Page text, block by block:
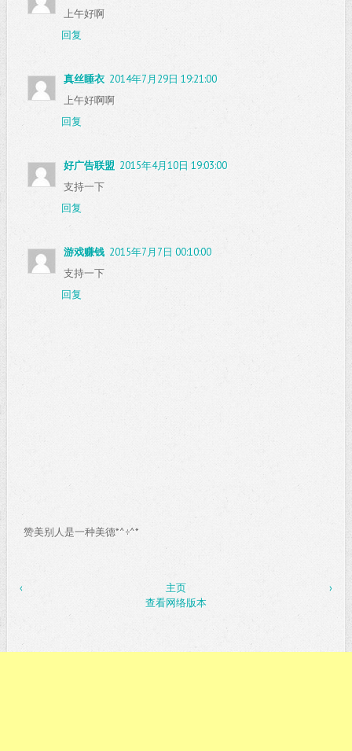
上午好啊
回复
真丝睡衣 2014年7月29日 19:21:00
上午好啊啊
回复
好广告联盟 2015年4月10日 19:03:00
支持一下
回复
游戏赚钱 2015年7月7日 00:10:00
支持一下
回复
赞美别人是一种美德*^÷^*
‹ ›
主页
查看网络版本